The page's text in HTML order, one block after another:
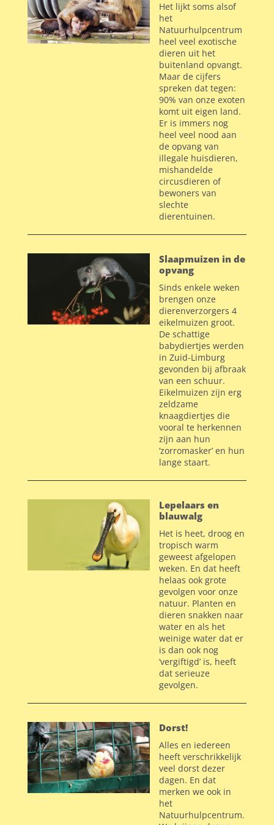
Het lijkt soms alsof
het
Natuurhulpcentrum
heel veel exotische
dieren uit het
buitenland opvangt.
Maar de cijfers
spreken dat tegen:
90% van onze exoten
komt uit eigen land.
Er is immers nog
heel veel nood aan
de opvang van
illegale huisdieren,
mishandelde
circusdieren of
bewoners van
slechte
dierentuinen.
Slaapmuizen in de
opvang
Sinds enkele weken
brengen onze
dierenverzorgers 4
eikelmuizen groot.
De schattige
babydiertjes werden
in Zuid-Limburg
gevonden bij afbraak
van een schuur.
Eikelmuizen zijn erg
zeldzame
knaagdiertjes die
vooral te herkennen
zijn aan hun
‘zorromasker’ en hun
lange staart.
Lepelaars en
blauwalg
Het is heet, droog en
tropisch warm
geweest afgelopen
weken. En dat heeft
helaas ook grote
gevolgen voor onze
natuur. Planten en
dieren snakken naar
water en als het
weinige water dat er
is dan ook nog
‘vergiftigd’ is, heeft
dat serieuze
gevolgen.
Dorst!
Alles en iedereen
heeft verschrikkelijk
veel dorst dezer
dagen. En dat
merken we ook in
het
Natuurhulpcentrum.